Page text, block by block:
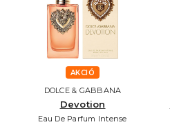
AKCIÓ
DOLCE & GABBANA
Devotion
Eau De Parfum Intense